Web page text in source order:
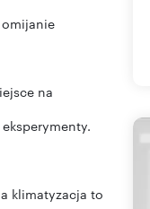
omijanie
na
klimatyzacja to